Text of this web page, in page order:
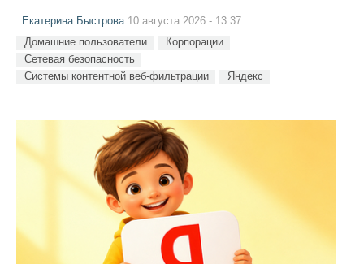
Екатерина Быстрова10 августа 2026 - 13:37
Домашние пользователи
Корпорации
Сетевая безопасность
Системы контентной веб-фильтрации
Яндекс